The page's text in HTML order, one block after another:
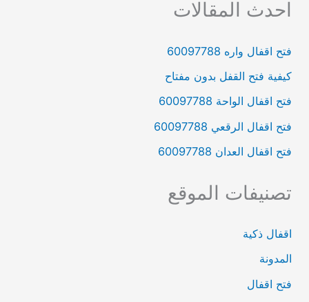
احدث المقالات
فتح اقفال واره‏ 60097788
كيفية فتح القفل بدون مفتاح
فتح اقفال الواحة‏ 60097788
فتح اقفال الرقعي‏ 60097788
فتح اقفال العدان‏ 60097788
تصنيفات الموقع
اقفال ذكية
المدونة
فتح اقفال